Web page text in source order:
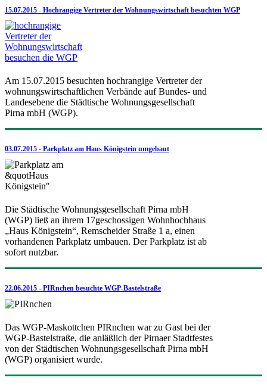
15.07.2015 - Hochrangige Vertreter der Wohnungswirtschaft besuchten WGP
Am 15.07.2015 besuchten hochrangige Vertreter der
wohnungswirtschaftlichen Verbände auf Bundes- und
Landesebene die Städtische Wohnungsgesellschaft
Pirna mbH (WGP).
03.07.2015 - Parkplatz am Haus Königstein umgebaut
Die Städtische Wohnungsgesellschaft Pirna mbH
(WGP) ließ an ihrem 17geschossigen Wohnhochhaus
„Haus Königstein“, Remscheider Straße 1 a, einen
vorhandenen Parkplatz umbauen. Der Parkplatz ist ab
sofort nutzbar.
22.06.2015 - PIRnchen besuchte WGP-Bastelstraße
Das WGP-Maskottchen PIRnchen war zu Gast bei der
WGP-Bastelstraße, die anläßlich der Pirnaer Stadtfestes
von der Städtischen Wohnungsgesellschaft Pirna mbH
(WGP) organisiert wurde.